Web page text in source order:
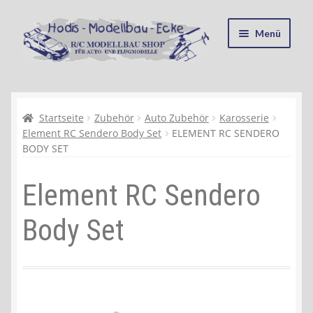
Zur
Navigation
springen
Zum
Inhalt
springen
Menü
Kasse
Mein Konto
Recycling, Entsorgung und Umwelt
Shop
Warenkorb
Startseite Zubehör Auto Zubehör
Karosserie
Element RC Sendero Body Set
ELEMENT RC SENDERO
BODY SET
Element RC Sendero
Body Set